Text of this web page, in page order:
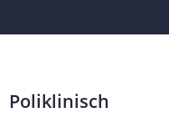
Poliklinisch